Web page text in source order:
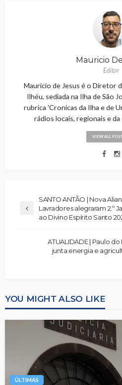
Mauricio
Editor
Maurício de Jesus é o Diretor
Ilhéu, sediada na Ilha de São
rubrica 'Cronicas da Ilha e de
rádios locais, regionais e
VIEW ALL
SANTO ANTÃO | Nova
Lavradores alegraram 2.º
ao Divino Espírito Santo
ATUALIDADE | Paulo
junta energia e
YOU MIGHT ALSO LIKE
ÚLTIMAS